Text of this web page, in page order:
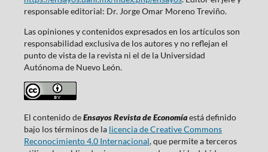
responsable editorial: Dr. Jorge Omar Moreno Treviño.
Las opiniones y contenidos expresados en los artículos son
responsabilidad exclusiva de los autores y no reflejan el
punto de vista de la revista ni el de la Universidad
Autónoma de Nuevo León.
El contenido deEnsayos Revista de Economíaestá definido
bajo los términos de la licencia de Creative Commons
Reconocimiento 4.0 Internacional, que permite a terceros